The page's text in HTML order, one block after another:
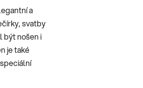
a
svatby
být nošen i
je také